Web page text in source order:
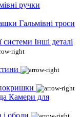
ручки
Гальмівні троси
Інші деталі
Камери для
і ободи